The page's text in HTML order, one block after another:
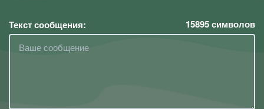
Текст сообщения: 15895символов